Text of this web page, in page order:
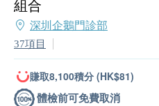
組合
深圳企鵝門診部
37項目
賺取8,100積分 (HK$81)
體檢前可免費取消